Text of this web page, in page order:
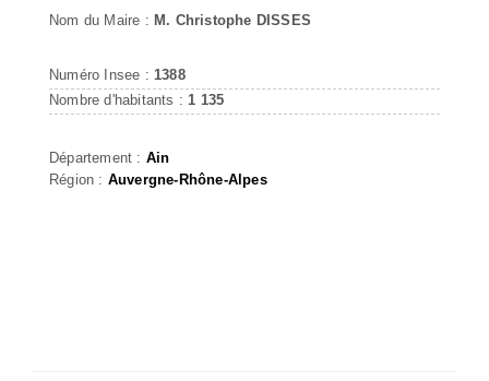
Nom du Maire : M. Christophe DISSES
Numéro Insee : 1388
Nombre d'habitants : 1 135
Département : Ain
Région : Auvergne-Rhône-Alpes